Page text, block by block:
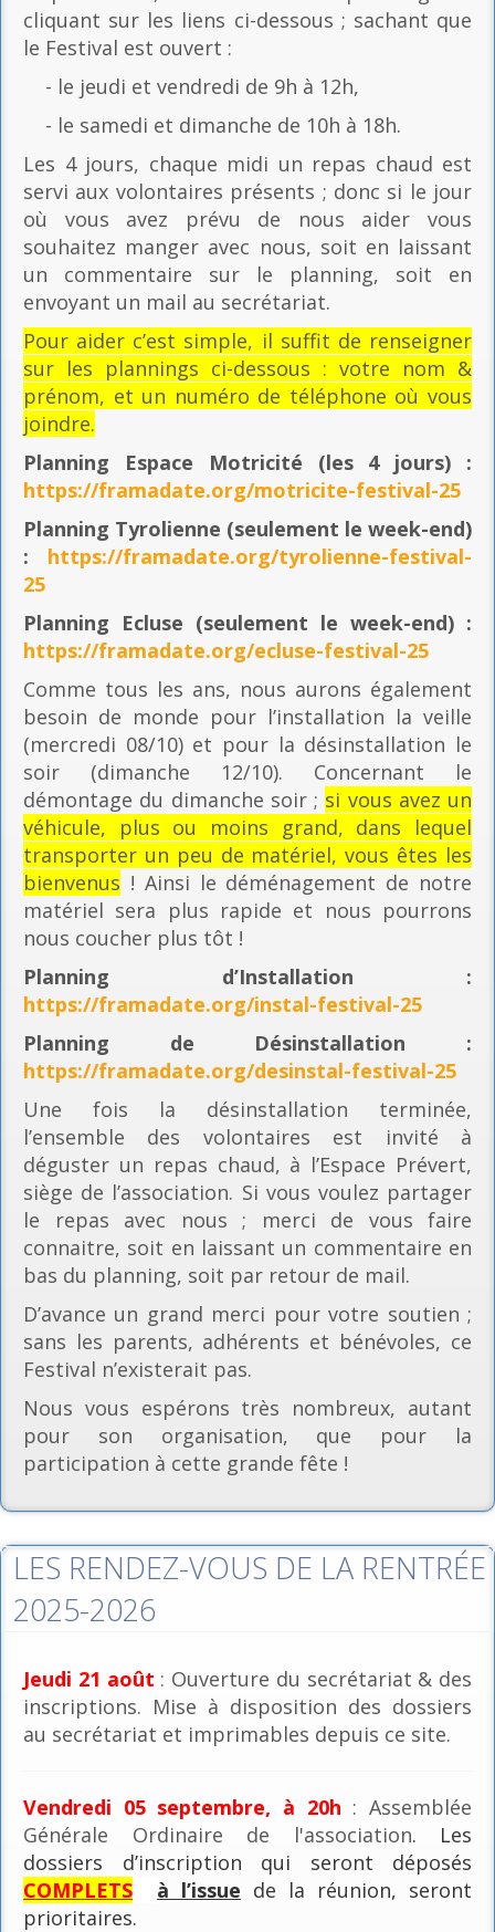
cliquant sur les liens ci-dessous ; sachant que
le Festival est ouvert :
- le jeudi et vendredi de 9h à 12h,
- le samedi et dimanche de 10h à 18h.
Les 4 jours, chaque midi un repas chaud est
servi aux volontaires présents ; donc si le jour
où vous avez prévu de nous aider vous
souhaitez manger avec nous, soit en laissant
un commentaire sur le planning, soit en
envoyant un mail au secrétariat.
Pour aider c’est simple, il suffit de renseigner
sur les plannings ci-dessous : votre nom &
prénom, et un numéro de téléphone où vous
joindre.
Planning Espace Motricité (les 4 jours) :
https://framadate.org/motricite-festival-25
Planning Tyrolienne (seulement le week-end)
: https://framadate.org/tyrolienne-festival-
25
Planning Ecluse (seulement le week-end) :
https://framadate.org/ecluse-festival-25
Comme tous les ans, nous aurons également
besoin de monde pour l’installation la veille
(mercredi 08/10) et pour la désinstallation le
soir (dimanche 12/10). Concernant le
démontage du dimanche soir ; si vous avez un
véhicule, plus ou moins grand, dans lequel
transporter un peu de matériel, vous êtes les
bienvenus ! Ainsi le déménagement de notre
matériel sera plus rapide et nous pourrons
nous coucher plus tôt !
Planning d’Installation :
https://framadate.org/instal-festival-25
Planning de Désinstallation :
https://framadate.org/desinstal-festival-25
Une fois la désinstallation terminée,
l’ensemble des volontaires est invité à
déguster un repas chaud, à l’Espace Prévert,
siège de l’association. Si vous voulez partager
le repas avec nous ; merci de vous faire
connaitre, soit en laissant un commentaire en
bas du planning, soit par retour de mail.
D’avance un grand merci pour votre soutien ;
sans les parents, adhérents et bénévoles, ce
Festival n’existerait pas.
Nous vous espérons très nombreux, autant
pour son organisation, que pour la
participation à cette grande fête !
LES RENDEZ-VOUS DE LA RENTRÉE
2025-2026
Jeudi 21 août : Ouverture du secrétariat & des
inscriptions. Mise à disposition des dossiers
au secrétariat et imprimables depuis ce site.
Vendredi 05 septembre, à 20h : Assemblée
Générale Ordinaire de l'association. Les
dossiers d’inscription qui seront déposés
COMPLETS
à l’issue de la réunion, seront
prioritaires.